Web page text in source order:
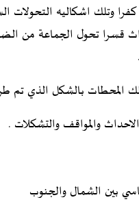
وتلك اشكاليه التحولات
قسرا تحول الجماعة من الضد
المحطات بالشكل الذي تم
والمواقف والتشكلات .
بين الشمال والجنوب